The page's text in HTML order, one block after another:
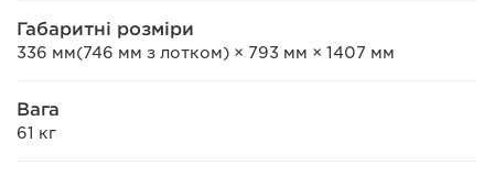
Габаритні розміри
336 мм(746 мм з лотком) × 793 мм × 1407 мм
Вага
61 кг